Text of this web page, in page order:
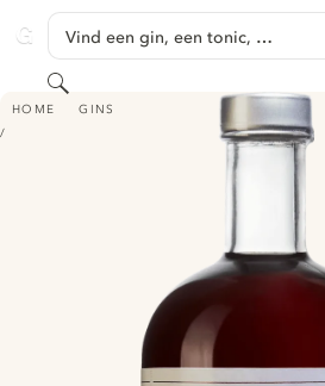
GINVENTORY
Vind een gin, een tonic, …
Zoeken
HOME GINS
ALNÖ KAFFE GIN